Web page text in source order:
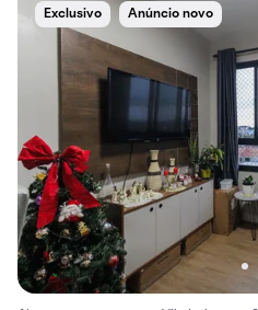
Exclusivo Anúncio novo